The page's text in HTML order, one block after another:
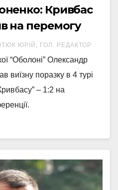
Кривбас
на перемогу
ЮРІЙ, ГОЛ. РЕДАКТОР
“Оболоні” Олександр
виїзну поразку в 4 турі
– 1:2 на